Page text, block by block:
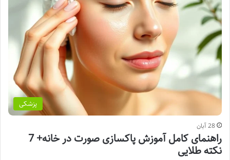
پزشکی
28 آبان
راهنمای کامل آموزش پاکسازی صورت در خانه+ 7
نکته طلایی